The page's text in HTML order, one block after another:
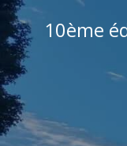
Aller
au
contenu
10ème